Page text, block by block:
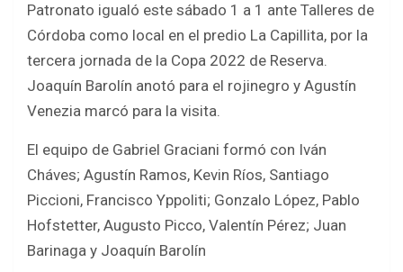
ce
b
o
o
k
tt
er
at
s
A
p
p
ar
e
Patronato igualó este sábado 1 a 1 ante Talleres de
Córdoba como local en el predio La Capillita, por la
tercera jornada de la Copa 2022 de Reserva.
Joaquín Barolín anotó para el rojinegro y Agustín
Venezia marcó para la visita.
El equipo de Gabriel Graciani formó con Iván
Cháves; Agustín Ramos, Kevin Ríos, Santiago
Piccioni, Francisco Yppoliti; Gonzalo López, Pablo
Hofstetter, Augusto Picco, Valentín Pérez; Juan
Barinaga y Joaquín Barolín